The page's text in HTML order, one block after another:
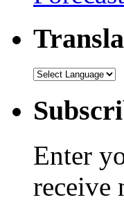
Enter
receive